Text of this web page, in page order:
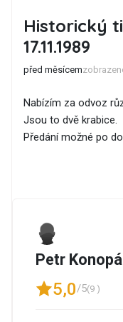
Historický
17.11.1989
před měsícem
Nabízím za odvoz
Jsou to dvě krabice.
Předání možné po
Petr
5,0/5(9 )